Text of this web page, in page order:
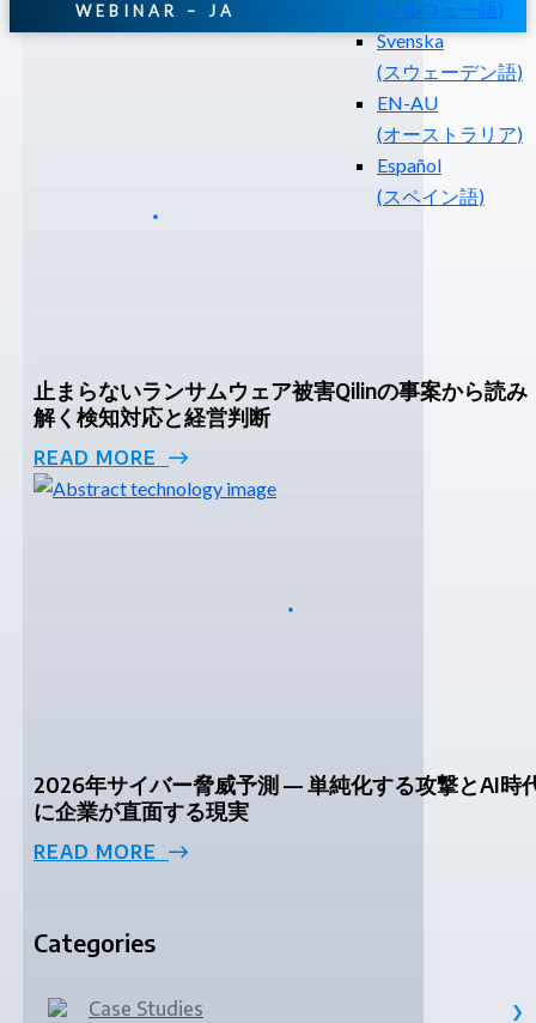
( ノルウェー語)
Svenska
(スウェーデン語)
EN-AU
(オーストラリア)
Español
(スペイン語)
WEBINAR – JA
止まらないランサムウェア被害Qilinの事案から読み
解く検知対応と経営判断
READ MORE
2026年サイバー脅威予測 — 単純化する攻撃とAI時
に企業が直面する現実
READ MORE
Categories
Case Studies